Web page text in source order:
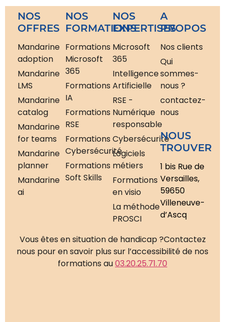
NOS
OFFRES
Mandarine
adoption
Mandarine
LMS
Mandarine
catalog
Mandarine
for teams
Mandarine
planner
Mandarine
ai
NOS
FORMATIONS
Formations
Microsoft
365
Formations
IA
Formations
RSE
Formations
Cybersécurité
Formations
Soft Skills
NOS
EXPERTISES
Microsoft
365
Intelligence
Artificielle
RSE -
Numérique
responsable
Cybersécurité
Logiciels
métiers
Formations
en visio
La méthode
PROSCI
A
PROPOS
Nos clients
Qui
sommes-
nous ?
contactez-
nous
NOUS
TROUVER
1 bis Rue de
Versailles,
59650
Villeneuve-
d’Ascq
Vous êtes en situation de handicap ?Contactez
nous pour en savoir plus sur l’accessibilité de nos
formations au03.20.25.71.70